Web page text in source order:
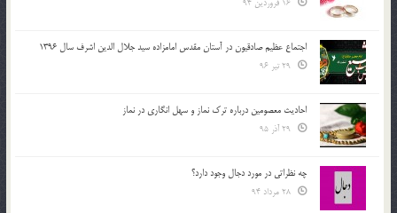
اجتماع عظیم صادقیون در آستان مقدس امامزاده سید جلال الدین اشرف سال 1396
احادیث معصومین درباره ترک نماز و سهل انگاری در نماز
چه نظراتی در مورد دجال وجود دارد؟